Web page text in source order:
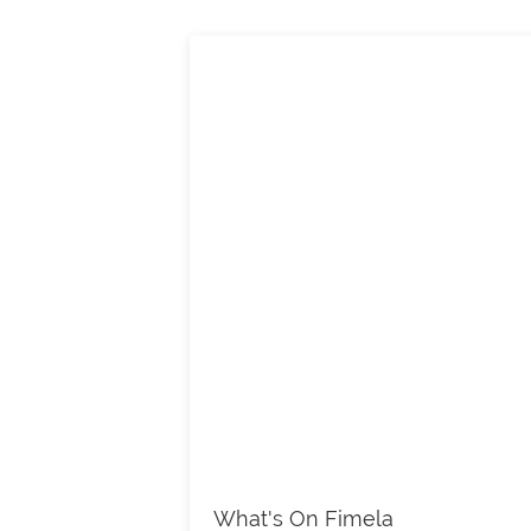
What's On Fimela